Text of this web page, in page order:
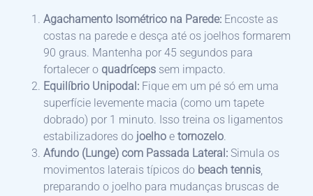
Agachamento Isométrico na Parede: Encoste as
costas na parede e desça até os joelhos formarem
90 graus. Mantenha por 45 segundos para
fortalecer o quadríceps sem impacto.
Equilíbrio Unipodal: Fique em um pé só em uma
superfície levemente macia (como um tapete
dobrado) por 1 minuto. Isso treina os ligamentos
estabilizadores do joelho e tornozelo.
Afundo (Lunge) com Passada Lateral: Simula os
movimentos laterais típicos do beach tennis,
preparando o joelho para mudanças bruscas de